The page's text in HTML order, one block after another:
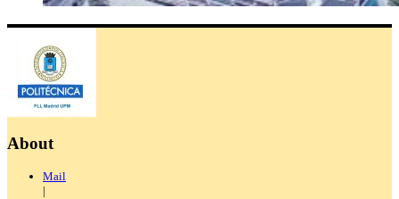
About
Mail
|